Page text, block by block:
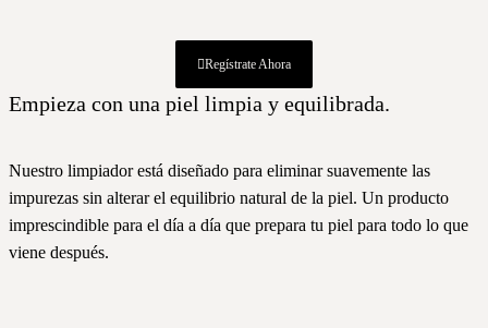
Regístrate Ahora
Empieza con una piel limpia y equilibrada.
Nuestro limpiador está diseñado para eliminar suavemente las
impurezas sin alterar el equilibrio natural de la piel. Un producto
imprescindible para el día a día que prepara tu piel para todo lo que
viene después.